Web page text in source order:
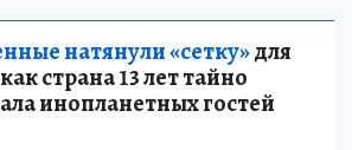
натянули «сетку»для
страна 13 лет тайно
инопланетных гостей